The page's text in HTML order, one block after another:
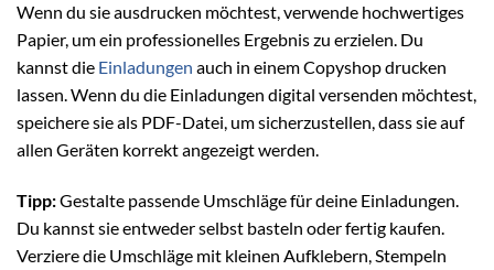
Wenn du sie ausdrucken möchtest, verwende hochwertiges
Papier, um ein professionelles Ergebnis zu erzielen. Du
kannst die Einladungen auch in einem Copyshop drucken
lassen. Wenn du die Einladungen digital versenden möchtest,
speichere sie als PDF-Datei, um sicherzustellen, dass sie auf
allen Geräten korrekt angezeigt werden.
Tipp:Gestalte passende Umschläge für deine Einladungen.
Du kannst sie entweder selbst basteln oder fertig kaufen.
Verziere die Umschläge mit kleinen Aufklebern, Stempeln